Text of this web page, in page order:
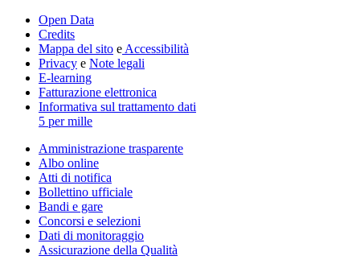
Open Data
Credits
Mappa del sito e Accessibilità
Privacy e Note legali
E-learning
Fatturazione elettronica
Informativa sul trattamento dati
5 per mille
Amministrazione trasparente
Albo online
Atti di notifica
Bollettino ufficiale
Bandi e gare
Concorsi e selezioni
Dati di monitoraggio
Assicurazione della Qualità